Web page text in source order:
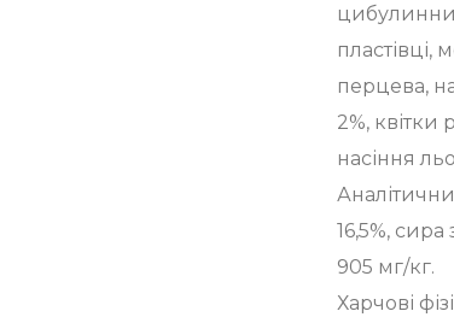
пластівці,
перцева,
2%,
насіння
16,5%,
905 мг/кг.
Харчові